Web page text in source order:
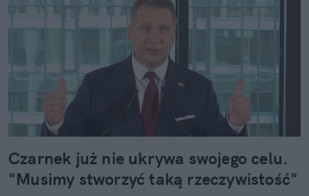
Czarnek już nie ukrywa swojego celu.
"Musimy stworzyć taką rzeczywistość"